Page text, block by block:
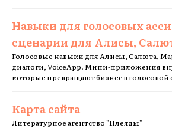
Навыки для голосовых
сценарии для Алисы,
Голосовые навыки для Алисы, Салюта,
диалоги, VoiceApp. Мини-приложения
которые превращают бизнес в голосовой
Карта сайта
Литературное агентство "Плеяды"